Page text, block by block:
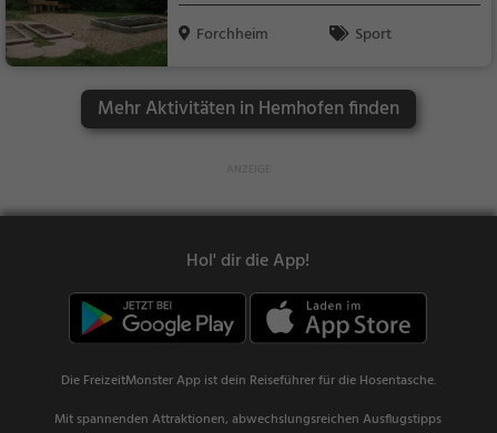
Forchheim
Sport
Mehr Aktivitäten in Hemhofen finden
Hol' dir die App!
Die FreizeitMonster App ist dein Reiseführer für die Hosentasche.
Mit spannenden Attraktionen, abwechslungsreichen Ausflugstipps